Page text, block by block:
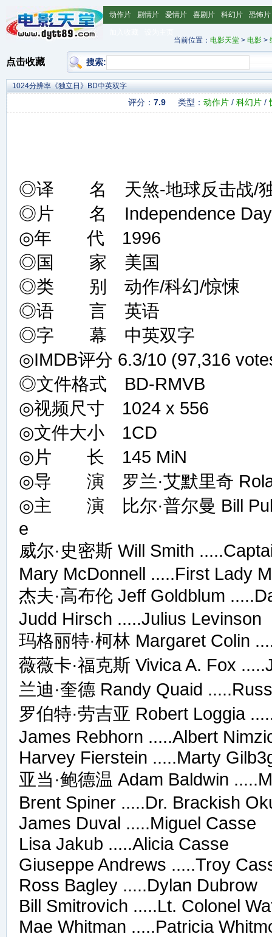
动作片 剧情片 爱情片 喜剧片 科幻片 恐怖片
当前位置： 电影天堂 > 电影 >
点击收藏 搜索:
1024分辨率《独立日》BD中英双字
评分： 7.9 类型： 动作片 / 科幻片 /
◎译 名 天煞-地球反击战/独
◎片 名 Independence Day
◎年 代 1996
◎国 家 美国
◎类 别 动作/科幻/惊悚
◎语 言 英语
◎字 幕 中英双字
◎IMDB评分 6.3/10 (97,316
◎文件格式 BD-RMVB
◎视频尺寸 1024 x 556
◎文件大小 1CD
◎片 长 145 MiN
◎导 演 罗兰·艾默里奇
◎主 演 比尔·普尔曼 Bill
e
威尔·史密斯 Will Smith
Mary McDonnell .....First Lady
杰夫·高布伦 Jeff Goldblum
Judd Hirsch .....Julius Levinson
玛格丽特·柯林 Margaret Colin
薇薇卡·福克斯 Vivica A. Fox
兰迪·奎德 Randy Quaid
罗伯特·劳吉亚 Robert Loggia
James Rebhorn .....Albert
Harvey Fierstein .....Marty Gilb
亚当·鲍德温 Adam Baldwin
Brent Spiner .....Dr. Brackish
James Duval .....Miguel Casse
Lisa Jakub .....Alicia Casse
Giuseppe Andrews .....Troy
Ross Bagley .....Dylan Dubrow
Bill Smitrovich .....Lt. Colonel
Mae Whitman .....Patricia